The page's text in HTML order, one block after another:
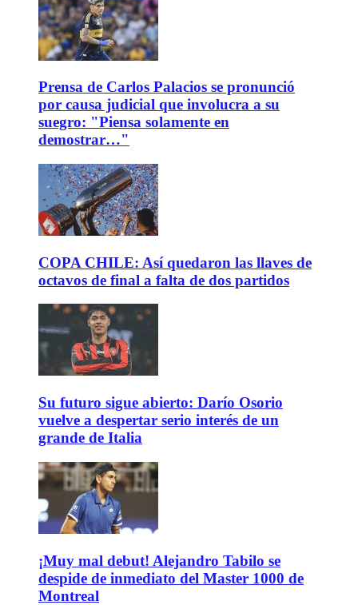
Prensa de Carlos Palacios se pronunció
por causa judicial que involucra a su
suegro: "Piensa solamente en
demostrar…"
COPA CHILE: Así quedaron las llaves de
octavos de final a falta de dos partidos
Su futuro sigue abierto: Darío Osorio
vuelve a despertar serio interés de un
grande de Italia
¡Muy mal debut! Alejandro Tabilo se
despide de inmediato del Master 1000 de
Montreal